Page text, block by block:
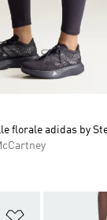
Ajouter à la
florale adidas by